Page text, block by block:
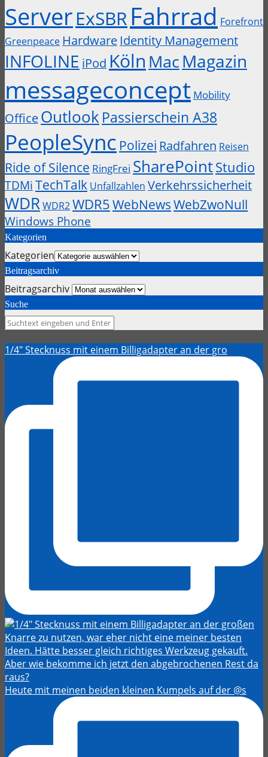
ServerExSBR Fahrrad Forefront
Greenpeace Hardware Identity Management
INFOLINE iPod Köln MacMagazin
messageconcept Mobility
OfficeOutlook Passierschein A38
PeopleSync Polizei Radfahren Reisen
Ride of Silence RingFrei SharePointStudio
TDMi TechTalk Unfallzahlen Verkehrssicherheit
WDR WDR2WDR5WebNewsWebZwoNull
Windows Phone
Kategorien
Kategorien
Beitragsarchiv
Beitragsarchiv
Suche
1/4" Stecknuss mit einem Billigadapter an der gro
Heute mit meinen beiden kleinen Kumpels auf der @s